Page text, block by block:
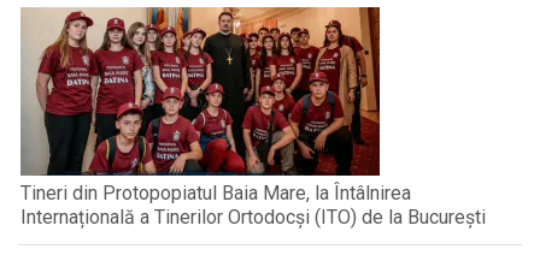
Tineri din Protopopiatul Baia Mare, la Întâlnirea
Internațională a Tinerilor Ortodocși (ITO) de la București